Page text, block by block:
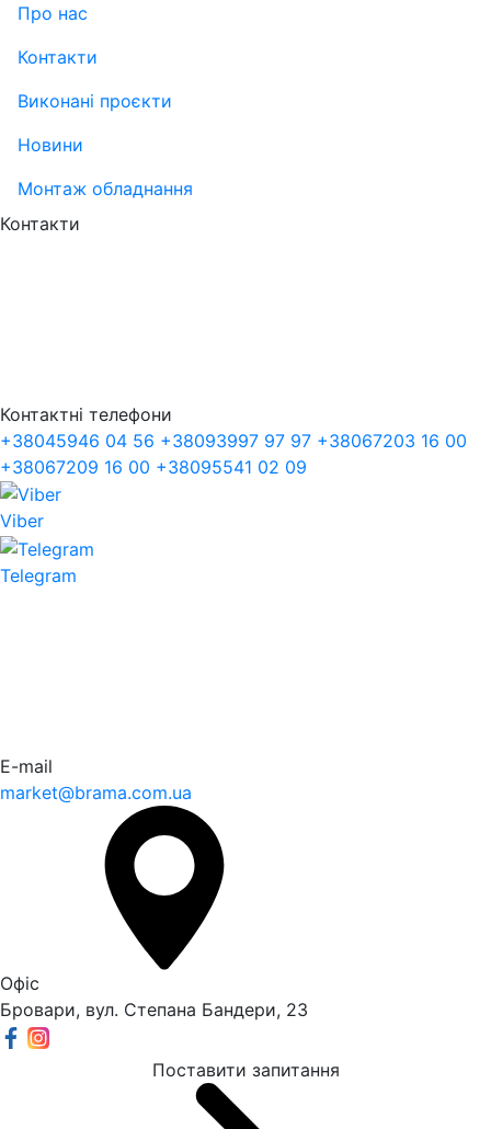
Про нас
Контакти
Виконані проєкти
Новини
Монтаж обладнання
Контакти
Контактні телефони
+38045946 04 56 +38093997 97 97 +38067203 16 00
+38067209 16 00 +38095541 02 09
Viber
Telegram
E-mail
market@brama.com.ua
Офіс
Бровари, вул. Степана Бандери, 23
Поставити запитання